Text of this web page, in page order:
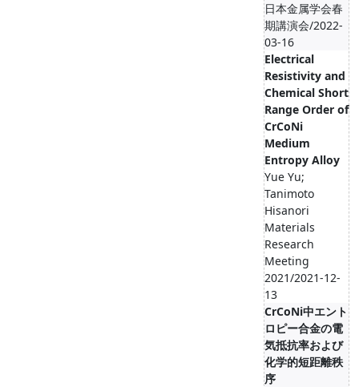
日本金属学会春
期講演会/2022-
03-16
Electrical
Resistivity and
Chemical Short
Range Order of
CrCoNi
Medium
Entropy Alloy
Yue Yu;
Tanimoto
Hisanori
Materials
Research
Meeting
2021/2021-12-
13
CrCoNi中エント
ロピー合金の電
気抵抗率および
化学的短距離秩
序